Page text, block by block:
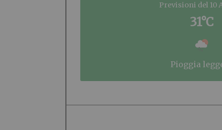
Previsioni del 10
31°C
pioggia